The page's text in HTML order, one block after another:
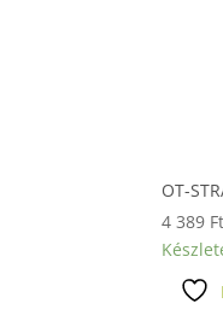
OT-
4 389 Ft